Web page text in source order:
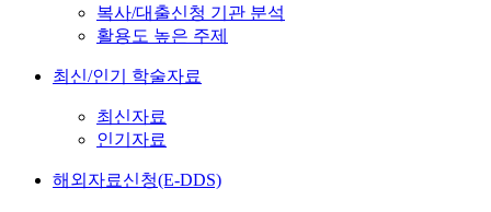
복사/대출신청 기관 분석
활용도 높은 주제
최신/인기 학술자료
최신자료
인기자료
해외자료신청(E-DDS)